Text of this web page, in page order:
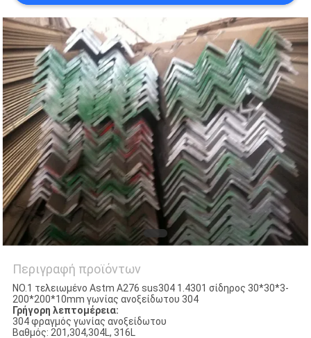
SITEMAP
PRIVACY
POLICY
Περιγραφή προϊόντων
NO.1 τελειωμένο Astm A276 sus304 1.4301 σίδηρος 30*30*3-
200*200*10mm γωνίας ανοξείδωτου 304
Γρήγορη λεπτομέρεια:
304 φραγμός γωνίας ανοξείδωτου
Βαθμός: 201,304,304L, 316L